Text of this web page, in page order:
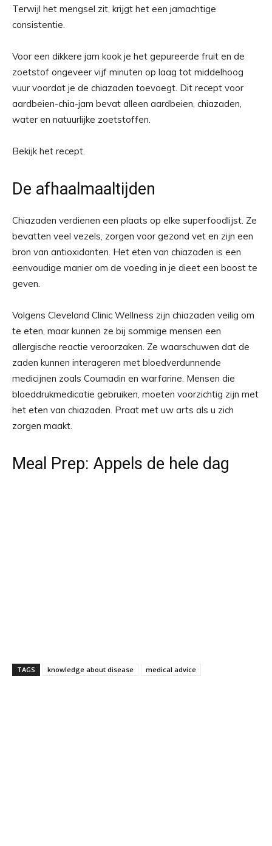
Terwijl het mengsel zit, krijgt het een jamachtige
consistentie.
Voor een dikkere jam kook je het gepureerde fruit en de
zoetstof ongeveer vijf minuten op laag tot middelhoog
vuur voordat je de chiazaden toevoegt. Dit recept voor
aardbeien-chia-jam bevat alleen aardbeien, chiazaden,
water en natuurlijke zoetstoffen.
Bekijk het recept.
De afhaalmaaltijden
Chiazaden verdienen een plaats op elke superfoodlijst. Ze
bevatten veel vezels, zorgen voor gezond vet en zijn een
bron van antioxidanten. Het eten van chiazaden is een
eenvoudige manier om de voeding in je dieet een boost te
geven.
Volgens Cleveland Clinic Wellness zijn chiazaden veilig om
te eten, maar kunnen ze bij sommige mensen een
allergische reactie veroorzaken. Ze waarschuwen dat de
zaden kunnen interageren met bloedverdunnende
medicijnen zoals Coumadin en warfarine. Mensen die
bloeddrukmedicatie gebruiken, moeten voorzichtig zijn met
het eten van chiazaden. Praat met uw arts als u zich
zorgen maakt.
Meal Prep: Appels de hele dag
TAGS knowledge about disease medical advice